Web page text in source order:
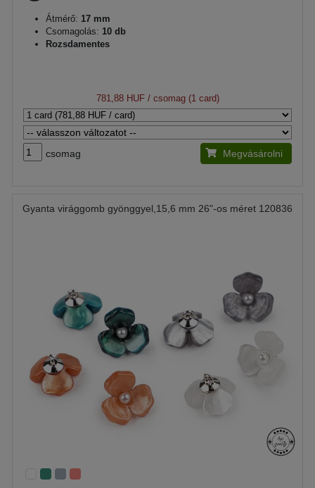
Átmérő: 17 mm
Csomagolás: 10 db
Rozsdamentes
781,88 HUF/ csomag (1 card)
csomag Megvásárolni
Gyanta virággomb gyönggyel,15,6 mm 26"-os méret 120836